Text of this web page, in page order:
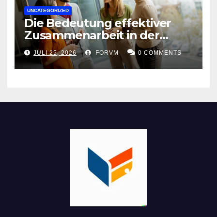
UNCATEGORIZED
Die Bedeutung effektiver
Zusammenarbeit in der
Arbeitswelt
JULI 25, 2026 FORVM 0 COMMENTS